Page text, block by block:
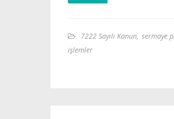
7222 Sayılı Kanun, sermaye
işlemler